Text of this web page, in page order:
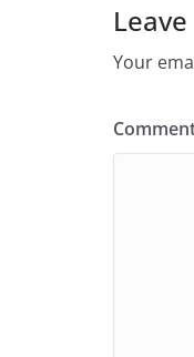
Your